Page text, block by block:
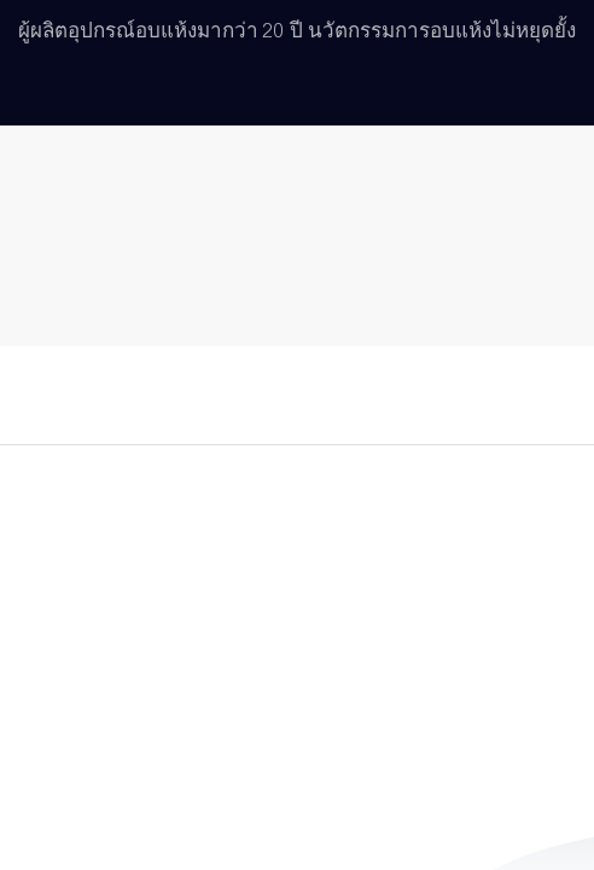
ผู้ผลิตอุปกรณ์อบแห้งมากว่า 20 ปี นวัตกรรมการอบแห้งไม่หยุดยั้ง